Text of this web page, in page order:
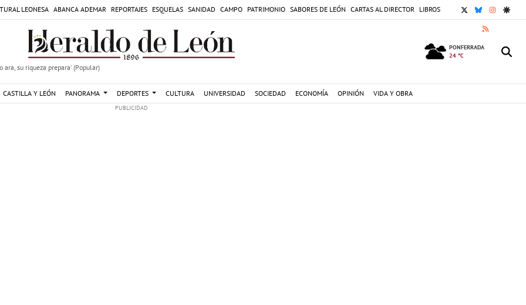
LEONESA ABANCA ADEMAR REPORTAJES ESQUELAS SANIDAD CAMPO PATRIMONIO SABORES DE LEÓN CARTAS AL DIRECTOR LIBROS X BLUESKY
RSS
ara, su riqueza prepara' (Popular)
PONFERRADA
24 °C
CASTILLA Y LEÓN PANORAMA DEPORTES CULTURA UNIVERSIDAD SOCIEDAD ECONOMÍA OPINIÓN VIDA Y OBRA